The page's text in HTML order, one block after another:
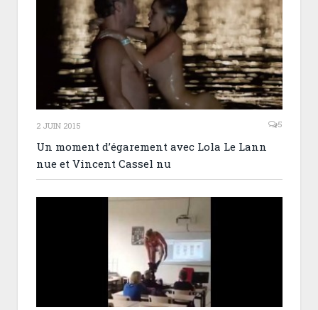
2 JUIN 2015 5
Un moment d’égarement avec Lola Le Lann
nue et Vincent Cassel nu